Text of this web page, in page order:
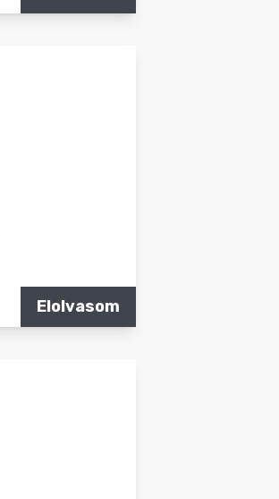
Elolvasom